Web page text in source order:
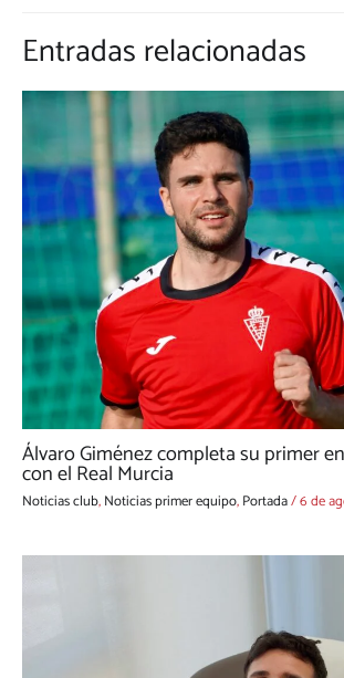
Entradas relacionadas
Álvaro Giménez completa su primer
con el Real Murcia
Noticias club,Noticias primer equipo,Portada/6 de